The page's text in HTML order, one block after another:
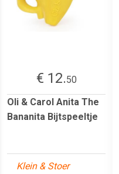
€ 12.50
Oli & Carol Anita The
Bananita Bijtspeeltje
Klein & Stoer